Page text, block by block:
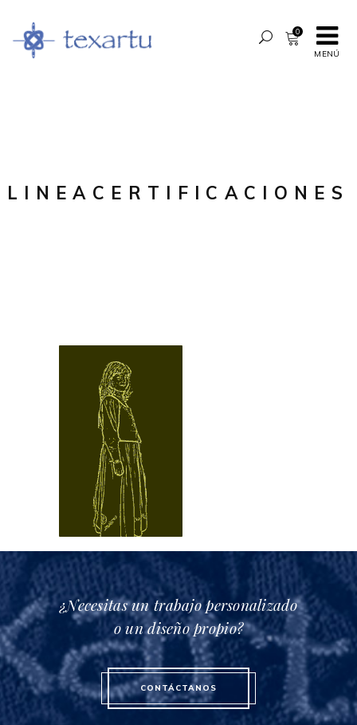
MENÚ
0
LINEACERTIFICACIONES
¿Necesitas un trabajo personalizado
o un diseño propio?
CONTÁCTANOS